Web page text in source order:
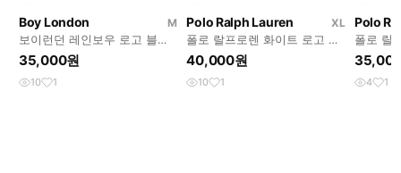
Boy London
M
보이런던 레인보우 로고 블랙
반팔 티셔츠
35,000원
10 1
Polo Ralph Lauren
XL
폴로 랄프로렌 화이트 로고 그
레이 와플 긴팔 티셔츠
40,000원
10 1
Polo
폴로 랄
턴 카라
4 1